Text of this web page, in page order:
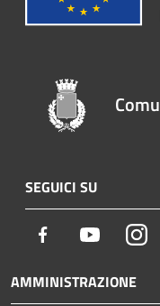
SEGUICI SU
Facebook Youtube
AMMINISTRAZIONE